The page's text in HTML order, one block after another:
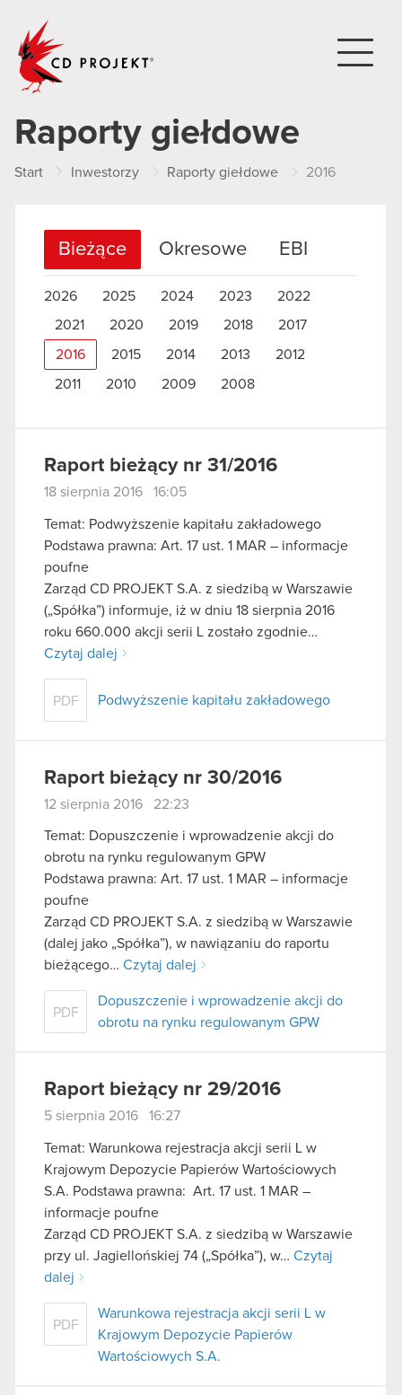
Raporty giełdowe
Start Inwestorzy Raporty giełdowe 2016
Bieżące Okresowe EBI
2026 2025 2024 2023
2022
2021
2020 2019 2018 2017
2016 2015 2014 2013 2012
2011 2010 2009 2008
Raport bieżący nr 31/2016
18 sierpnia 2016 16:05
Temat: Podwyższenie kapitału zakładowego
Podstawa prawna: Art. 17 ust. 1 MAR – informacje
poufne
Zarząd CD PROJEKT S.A. z siedzibą w Warszawie
(„Spółka”) informuje, iż w dniu 18 sierpnia 2016
roku 660.000 akcji serii L zostało zgodnie…
Czytaj dalej
PDF Podwyższenie kapitału zakładowego
Raport bieżący nr 30/2016
12 sierpnia 2016 22:23
Temat: Dopuszczenie i wprowadzenie akcji do
obrotu na rynku regulowanym GPW
Podstawa prawna: Art. 17 ust. 1 MAR – informacje
poufne
Zarząd CD PROJEKT S.A. z siedzibą w Warszawie
(dalej jako „Spółka”), w nawiązaniu do raportu
bieżącego… Czytaj dalej
PDF
Dopuszczenie i wprowadzenie akcji do
obrotu na rynku regulowanym GPW
Raport bieżący nr 29/2016
5 sierpnia 2016 16:27
Temat: Warunkowa rejestracja akcji serii L w
Krajowym Depozycie Papierów Wartościowych
S.A. Podstawa prawna: Art. 17 ust. 1 MAR –
informacje poufne
Zarząd CD PROJEKT S.A. z siedzibą w Warszawie
przy ul. Jagiellońskiej 74 („Spółka”), w… Czytaj
dalej
PDF
Warunkowa rejestracja akcji serii L w
Krajowym Depozycie Papierów
Wartościowych S.A.